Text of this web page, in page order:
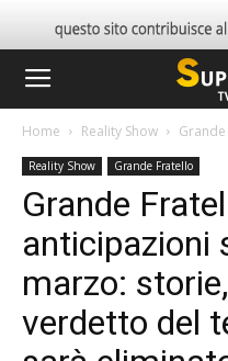
Home Reality Show
Reality Show Grande Fratello
Grande
anticipazioni
marzo:
verdetto del